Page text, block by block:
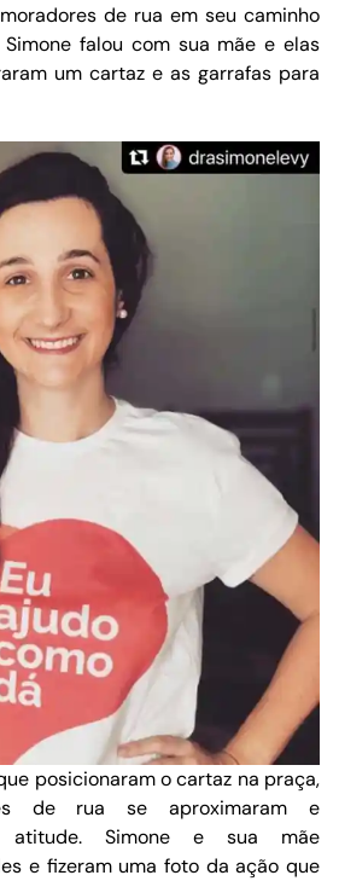
de rua em seu caminho
falou com sua mãe e elas
um cartaz e as garrafas para
posicionaram o cartaz na praça,
de rua se aproximaram e
atitude. Simone e sua mãe
e fizeram uma foto da ação que